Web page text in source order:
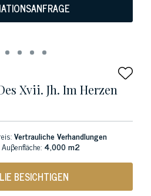
Xvii. Jh. Im Herzen
Vertrauliche Verhandlungen
Auβenfläche: 4,000 m2
BESICHTIGEN